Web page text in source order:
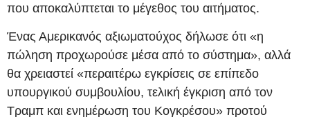
που αποκαλύπτεται το μέγεθος του αιτήματος.
Ένας Αμερικανός αξιωματούχος δήλωσε ότι «η
πώληση προχωρούσε μέσα από το σύστημα», αλλά
θα χρειαστεί «περαιτέρω εγκρίσεις σε επίπεδο
υπουργικού συμβουλίου, τελική έγκριση από τον
Τραμπ και ενημέρωση του Κογκρέσου» προτού